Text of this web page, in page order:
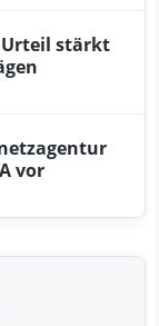
Urteil stärkt
vor